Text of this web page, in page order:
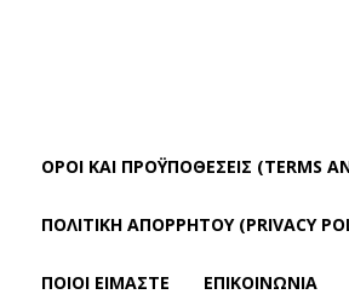
ΌΡΟΙ ΚΑΙ ΠΡΟΫΠΟΘΈΣΕΙΣ (TERMS
ΠΟΛΙΤΙΚΗ ΑΠΟΡΡΗΤΟΥ (PRIVACY
ΠΟΙΟΙ ΕΙΜΑΣΤΕ ΕΠΙΚΟΙΝΩΝΙΑ